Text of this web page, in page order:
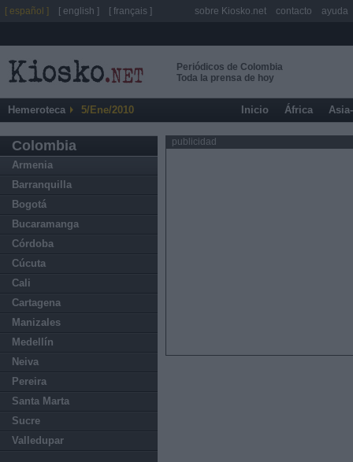
Periódicos de Colombia
Toda la prensa de hoy
Hemeroteca 5/Ene/2010 Inicio África
Colombia
Armenia
Barranquilla
Bogotá
Bucaramanga
Córdoba
Cúcuta
Cali
Cartagena
Manizales
Medellín
Neiva
Pereira
Santa Marta
Sucre
Valledupar
publicidad
[ español ] [ english ] [ français ] sobre Kiosko.net contacto ayuda